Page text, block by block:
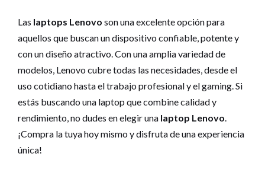
Las laptops Lenovo son una excelente opción para
aquellos que buscan un dispositivo confiable, potente y
con un diseño atractivo. Con una amplia variedad de
modelos, Lenovo cubre todas las necesidades, desde el
uso cotidiano hasta el trabajo profesional y el gaming. Si
estás buscando una laptop que combine calidad y
rendimiento, no dudes en elegir una laptop Lenovo.
¡Compra la tuya hoy mismo y disfruta de una experiencia
única!